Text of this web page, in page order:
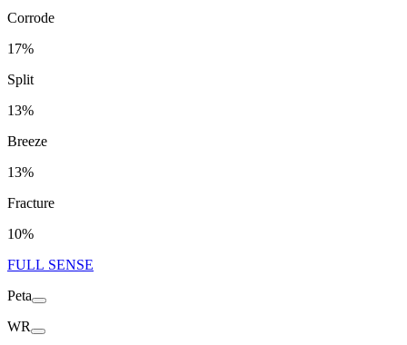
Corrode
17%
Split
13%
Breeze
13%
Fracture
10%
FULL SENSE
Peta
WR